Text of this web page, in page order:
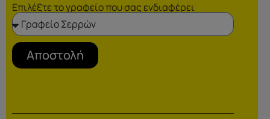
Επιλέξτε το γραφείο που σας ενδιαφέρει
Αποστολή